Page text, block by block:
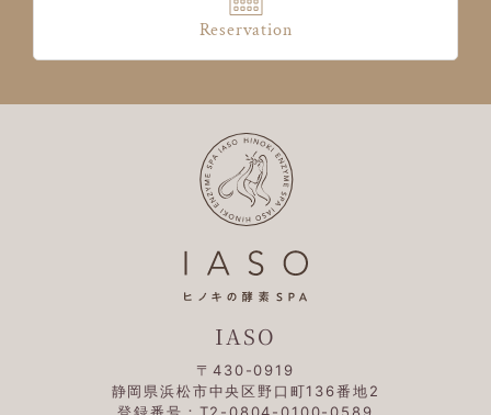
Reservation
IASO
〒430-0919
静岡県浜松市中央区野口町136番地2